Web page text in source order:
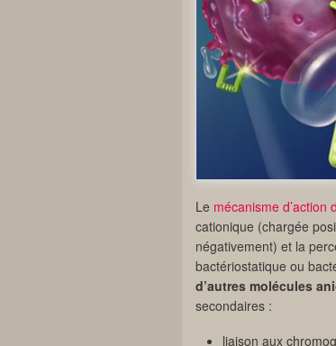
Le mécanisme d’action
cationique (chargée
négativement) et la
bactériostatique ou
d’autres molécules
secondaires :
liaison aux